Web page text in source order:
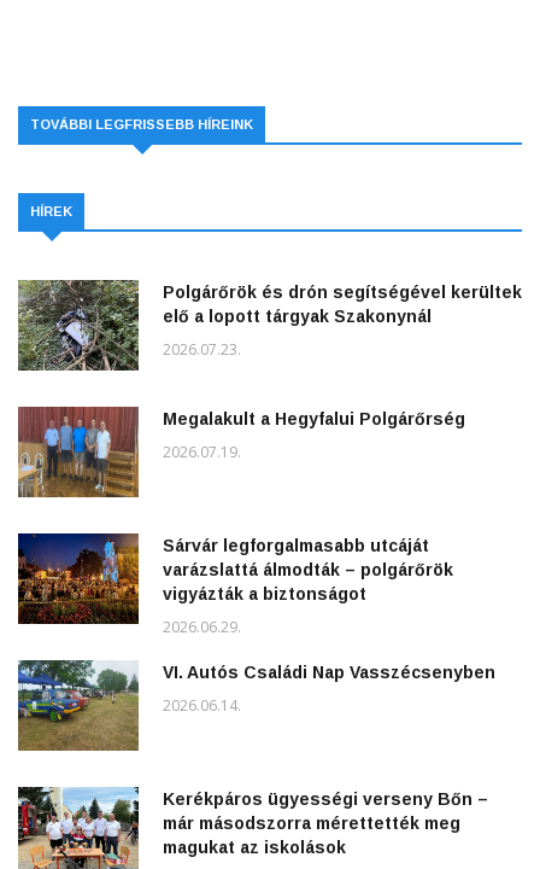
TOVÁBBI LEGFRISSEBB HÍREINK
HÍREK
Polgárőrök és drón segítségével kerültek
elő a lopott tárgyak Szakonynál
2026.07.23.
Megalakult a Hegyfalui Polgárőrség
2026.07.19.
Sárvár legforgalmasabb utcáját
varázslattá álmodták – polgárőrök
vigyázták a biztonságot
2026.06.29.
VI. Autós Családi Nap Vasszécsenyben
2026.06.14.
Kerékpáros ügyességi verseny Bőn –
már másodszorra mérettették meg
magukat az iskolások